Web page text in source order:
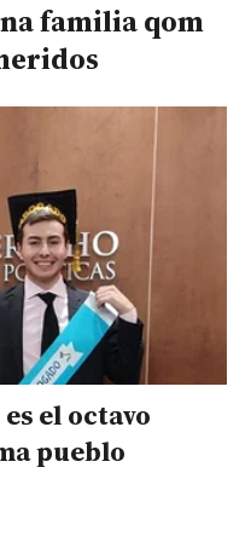
familia qom
el octavo
pueblo